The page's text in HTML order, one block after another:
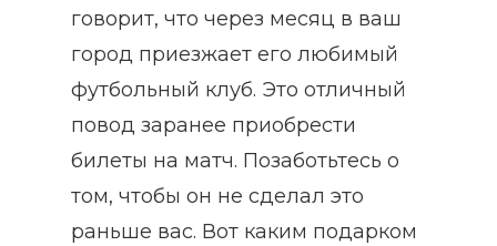
говорит, что через месяц в ваш
город приезжает его любимый
футбольный клуб. Это отличный
повод заранее приобрести
билеты на матч. Позаботьтесь о
том, чтобы он не сделал это
раньше вас. Вот каким подарком